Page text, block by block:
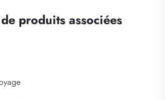
produits associées